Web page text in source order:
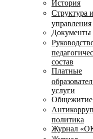
История
Структура
управления
Документы
состав
Платные
услуги
Общежитие
политика
Журнал